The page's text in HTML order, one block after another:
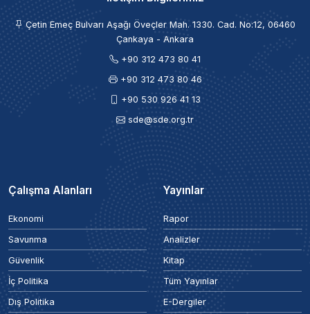
Çetin Emeç Bulvarı Aşağı Öveçler Mah. 1330. Cad. No:12, 06460
Çankaya - Ankara
+90 312 473 80 41
+90 312 473 80 46
+90 530 926 41 13
sde@sde.org.tr
Çalışma Alanları
Ekonomi
Savunma
Güvenlik
İç Politika
Dış Politika
Yayınlar
Rapor
Analizler
Kitap
Tüm Yayınlar
E-Dergiler